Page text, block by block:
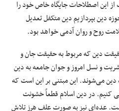
این اصطلاحات جایگاه خاص خود را
دین بپردازیم دین متکفل تعدیل
روح و روان آدمی خواهد بود.
دین که مربوط به حقیقت جان و
و نسل امروز و جوان جامعه به دین
می‌شوند. این مبتنی بر این است که
کنیم. در دین اسلام قطعاً خشونت
عده‌ای نیز به صورت علف هرز تلاش